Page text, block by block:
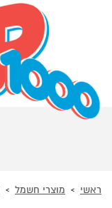
ראשי מוצרי חשמל